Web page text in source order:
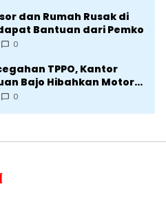
dan Rumah Rusak di
Bantuan dari Pemko
0
TPPO, Kantor
Bajo Hibahkan Motor
Lima Desa di
0